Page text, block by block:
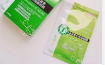
婴儿牙刷，我图片里这个是类似
滚轮的牙刷，蛮推荐的；给猫咪
剪指甲用专门的剪刀，人用的指
甲钳也行，更好控制力度。 图2这
个是苦苹果液体，有猫用和狗用
两款，涂抹在数据线上，或者任